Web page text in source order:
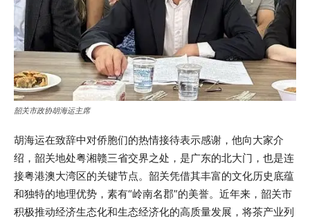
韶关市政协胡海运主席
胡海运在致辞中对侨胞们的热情接待表示感谢，他向大家介
绍，韶关地处粤湘赣三省交界之处，是广东的北大门，也是连
接粤港澳大湾区的关键节点。韶关凭借其丰富的文化历史底蕴
和独特的地理优势，素有“岭南名郡”的美誉。近年来，韶关市
积极推动经济生态化和生态经济化的高质量发展，将茶产业列